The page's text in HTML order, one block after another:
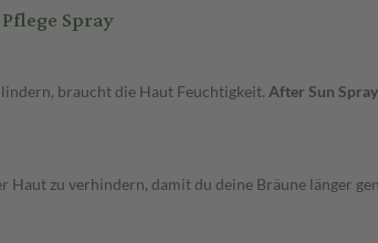
Spray
braucht die Haut Feuchtigkeit. After Sun Spray
Haut zu verhindern, damit du deine Bräune länger